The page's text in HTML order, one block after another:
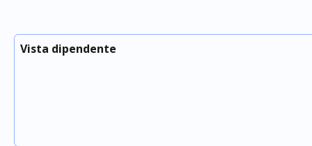
Vista dipendente